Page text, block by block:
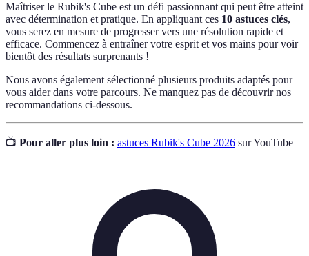
Maîtriser le Rubik's Cube est un défi passionnant qui peut être atteint
avec détermination et pratique. En appliquant ces 10 astuces clés,
vous serez en mesure de progresser vers une résolution rapide et
efficace. Commencez à entraîner votre esprit et vos mains pour voir
bientôt des résultats surprenants !
Nous avons également sélectionné plusieurs produits adaptés pour
vous aider dans votre parcours. Ne manquez pas de découvrir nos
recommandations ci-dessous.
📺 Pour aller plus loin : astuces Rubik's Cube 2026 sur YouTube